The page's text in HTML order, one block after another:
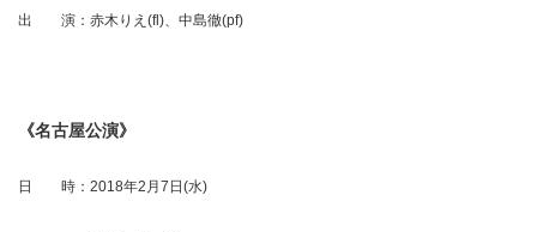
出 演：赤木りえ(fl)、中島徹(pf)
《名古屋公演》
日 時：2018年2月7日(水)